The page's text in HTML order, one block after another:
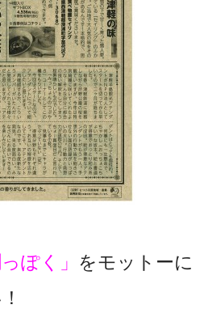
ぽく」 をモットーに